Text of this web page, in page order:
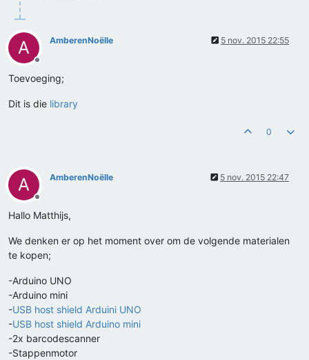
A
Offline
AmberenNoëlle 5 nov. 2015 22:55
Toevoeging;
Dit is die library
0
A
Offline
AmberenNoëlle 5 nov. 2015 22:47
Hallo Matthijs,
We denken er op het moment over om de volgende materialen
te kopen;
-Arduino UNO
-Arduino mini
-USB host shield Arduini UNO
-USB host shield Arduino mini
-2x barcodescanner
-Stappenmotor